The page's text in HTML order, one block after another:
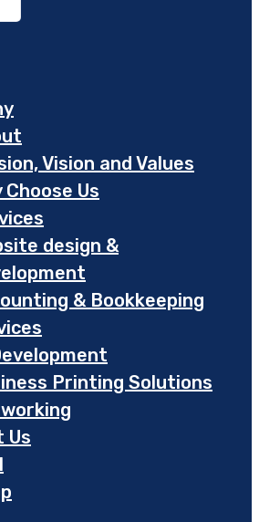
Vision and Values
Choose Us
design &
& Bookkeeping
Printing Solutions
Us